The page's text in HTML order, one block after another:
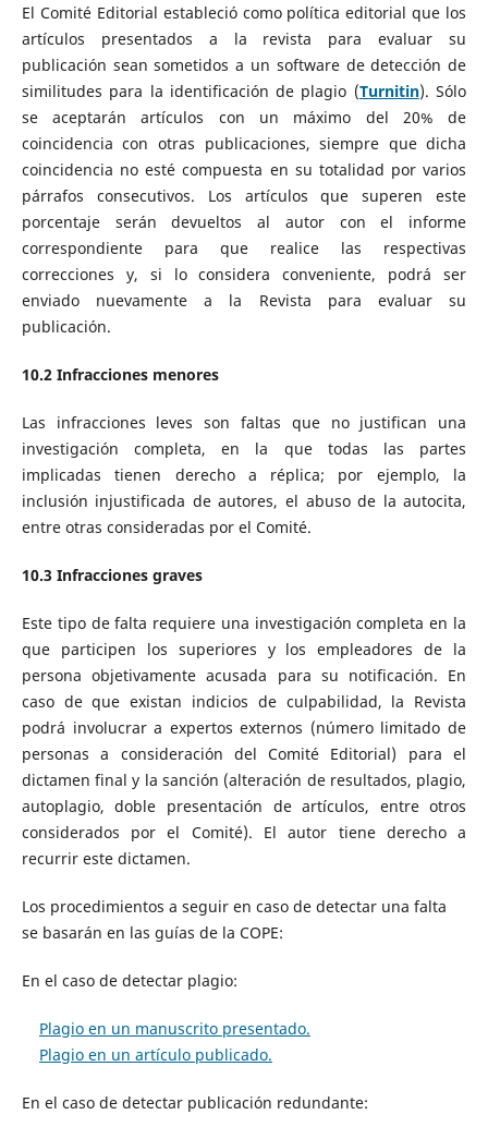
El Comité Editorial estableció como política editorial que los
artículos presentados a la revista para evaluar su
publicación sean sometidos a un software de detección de
similitudes para la identificación de plagio (Turnitin). Sólo
se aceptarán artículos con un máximo del 20% de
coincidencia con otras publicaciones, siempre que dicha
coincidencia no esté compuesta en su totalidad por varios
párrafos consecutivos. Los artículos que superen este
porcentaje serán devueltos al autor con el informe
correspondiente para que realice las respectivas
correcciones y, si lo considera conveniente, podrá ser
enviado nuevamente a la Revista para evaluar su
publicación.
10.2 Infracciones menores
Las infracciones leves son faltas que no justifican una
investigación completa, en la que todas las partes
implicadas tienen derecho a réplica; por ejemplo, la
inclusión injustificada de autores, el abuso de la autocita,
entre otras consideradas por el Comité.
10.3 Infracciones graves
Este tipo de falta requiere una investigación completa en la
que participen los superiores y los empleadores de la
persona objetivamente acusada para su notificación. En
caso de que existan indicios de culpabilidad, la Revista
podrá involucrar a expertos externos (número limitado de
personas a consideración del Comité Editorial) para el
dictamen final y la sanción (alteración de resultados, plagio,
autoplagio, doble presentación de artículos, entre otros
considerados por el Comité). El autor tiene derecho a
recurrir este dictamen.
Los procedimientos a seguir en caso de detectar una falta
se basarán en las guías de la COPE:
En el caso de detectar plagio:
Plagio en un manuscrito presentado.
Plagio en un artículo publicado.
En el caso de detectar publicación redundante: